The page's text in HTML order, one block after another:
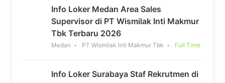
Info Loker Medan Area Sales
Supervisor di PT Wismilak Inti Makmur
Tbk Terbaru 2026
Medan PT Wismilak Inti Makmur Tbk Full Time
Info Loker Surabaya Staf Rekrutmen di